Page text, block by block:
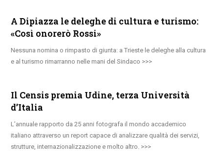
A Dipiazza le deleghe di cultura e turismo:
«Così onorerò Rossi»
Nessuna nomina o rimpasto di giunta: a Trieste le deleghe alla cultura
e al turismo rimarranno nelle mani del Sindaco
Il Censis premia Udine, terza Università
d’Italia
L’annuale rapporto da 25 anni fotografa il mondo accademico
italiano attraverso un report capace di analizzare qualità dei servizi,
strutture, internazionalizzazione e molto altro.